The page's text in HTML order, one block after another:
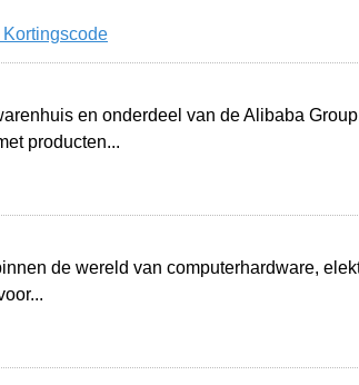
Kortingscode
en onderdeel van de Alibaba
producten...
de wereld van computerhardware,